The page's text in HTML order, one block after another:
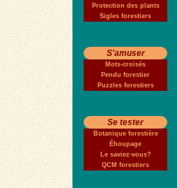
Protection des plants
Sigles forestiers
S'amuser
Mots-croisés
Pendu forestier
Puzzles forestiers
Se tester
Botanique forestière
Éhoupage
Le saviez-vous?
QCM forestiers